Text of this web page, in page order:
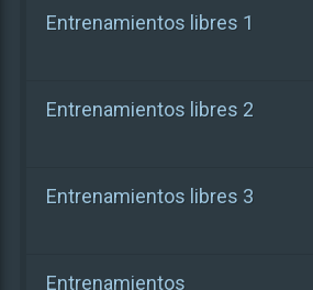
Entrenamientos libres 1
Entrenamientos libres 2
Entrenamientos libres 3
Entrenamientos